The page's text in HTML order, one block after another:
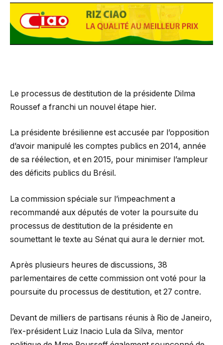
Le processus de destitution de la présidente Dilma
Roussef a franchi un nouvel étape hier.
La présidente brésilienne est accusée par l’opposition
d’avoir manipulé les comptes publics en 2014, année
de sa réélection, et en 2015, pour minimiser l’ampleur
des déficits publics du Brésil.
La commission spéciale sur l’impeachment a
recommandé aux députés de voter la poursuite du
processus de destitution de la présidente en
soumettant le texte au Sénat qui aura le dernier mot.
Après plusieurs heures de discussions, 38
parlementaires de cette commission ont voté pour la
poursuite du processus de destitution, et 27 contre.
Devant de milliers de partisans réunis à Rio de Janeiro,
l’ex-président Luiz Inacio Lula da Silva, mentor